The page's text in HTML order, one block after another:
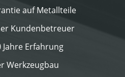
auf Metallteile
Kundenbetreuer
Jahre Erfahrung
Werkzeugbau